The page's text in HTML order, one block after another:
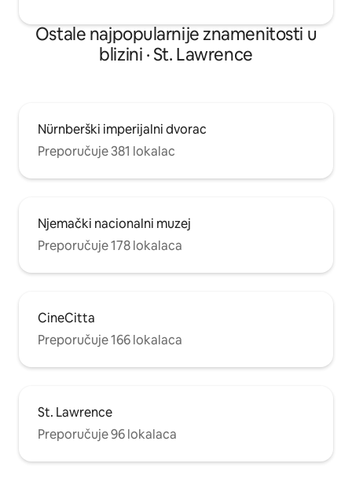
Ostale najpopularnije znamenitosti u
blizini · St. Lawrence
Nürnberški imperijalni dvorac
Preporučuje 381 lokalac
Njemački nacionalni muzej
Preporučuje 178 lokalaca
CineCitta
Preporučuje 166 lokalaca
St. Lawrence
Preporučuje 96 lokalaca